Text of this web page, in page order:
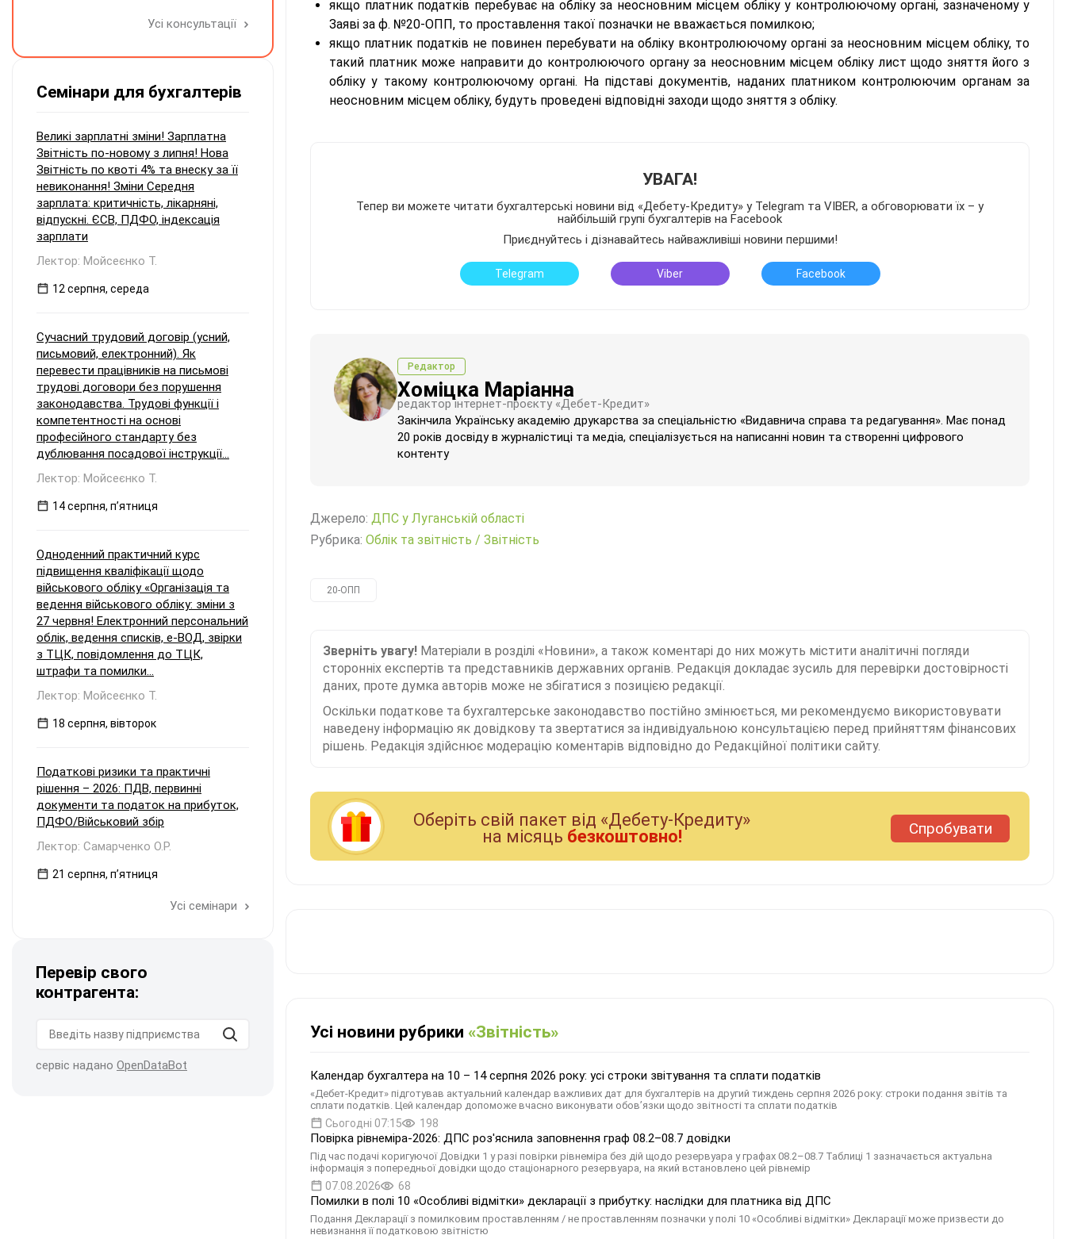
якщо платник податків перебуває на обліку за неосновним місцем обліку у контролюючому органі, зазначеному у
Заяві за ф. №20-ОПП, то проставлення такої позначки не вважається помилкою;
якщо платник податків не повинен перебувати на обліку вконтролюючому органі за неосновним місцем обліку, то
такий платник може направити до контролюючого органу за неосновним місцем обліку лист щодо зняття його з
обліку у такому контролюючому органі. На підставі документів, наданих платником контролюючим органам за
неосновним місцем обліку, будуть проведені відповідні заходи щодо зняття з обліку.
УВАГА!
Тепер ви можете читати бухгалтерські новини від «Дебету-Кредиту» у Telegram та VIBER, а обговорювати їх – у
найбільшій групі бухгалтерів на Facebook
Приєднуйтесь і дізнавайтесь найважливіші новини першими!
Telegram Viber Facebook
Редактор
Хоміцка Маріанна
редактор інтернет-проєкту «Дебет-Кредит»
Закінчила Українську академію друкарства за спеціальністю «Видавнича справа та редагування». Має понад
20 років досвіду в журналістиці та медіа, спеціалізується на написанні новин та створенні цифрового
контенту
Джерело: ДПС у Луганській області
Рубрика: Облік та звітність / Звітність
20-OПП
Зверніть увагу! Матеріали в розділі «Новини», а також коментарі до них можуть містити аналітичні погляди
сторонніх експертів та представників державних органів. Редакція докладає зусиль для перевірки достовірності
даних, проте думка авторів може не збігатися з позицією редакції.
Оскільки податкове та бухгалтерське законодавство постійно змінюється, ми рекомендуємо використовувати
наведену інформацію як довідкову та звертатися за індивідуальною консультацією перед прийняттям фінансових
рішень. Редакція здійснює модерацію коментарів відповідно до Редакційної політики сайту.
Оберiть свiй пакет вiд «Дебету-Кредиту»
на мiсяць безкоштовно! Спробувати
Усі новини рубрики «Звітність»
Календар бухгалтера на 10 – 14 серпня 2026 року: усі строки звітування та сплати податків
«Дебет-Кредит» підготував актуальний календар важливих дат для бухгалтерів на другий тиждень серпня 2026 року: строки подання звітів та
сплати податків. Цей календар допоможе вчасно виконувати обов’язки щодо звітності та сплати податків
Сьогодні 07:15 198
Повірка рівнеміра-2026: ДПС роз'яснила заповнення граф 08.2–08.7 довідки
Під час подачі коригуючої Довідки 1 у разі повірки рівнеміра без дій щодо резервуара у графах 08.2–08.7 Таблиці 1 зазначається актуальна
інформація з попередньої довідки щодо стаціонарного резервуара, на який встановлено цей рівнемір
07.08.2026 68
Помилки в полі 10 «Особливі відмітки» декларації з прибутку: наслідки для платника від ДПС
Подання Декларації з помилковим проставленням / не проставленням позначки у полі 10 «Особливі відмітки» Декларації може призвести до
невизнання її податковою звітністю
невикористаних днів відпустки при
Усі консультації
Семінари для бухгалтерів
Великі зарплатні зміни! Зарплатна
Звітність по-новому з липня! Нова
Звітність по квоті 4% та внеску за її
невиконання! Зміни Середня
зарплата: критичність, лікарняні,
відпускні. ЄСВ, ПДФО, індексація
зарплати
Лектор: Мойсеєнко Т.
12 серпня, середа
Сучасний трудовий договір (усний,
письмовий, електронний). Як
перевести працівників на письмові
трудові договори без порушення
законодавства. Трудові функції і
компетентності на основі
професійного стандарту без
дублювання посадової інструкції...
Лектор: Мойсеєнко Т.
14 серпня, пʼятниця
Одноденний практичний курс
підвищення кваліфікації щодо
військового обліку «Організація та
ведення військового обліку: зміни з
27 червня! Електронний персональний
облік, ведення списків, е-ВОД, звірки
з ТЦК, повідомлення до ТЦК,
штрафи та помилки...
Лектор: Мойсеєнко Т.
18 серпня, вівторок
Податкові ризики та практичні
рішення – 2026: ПДВ, первинні
документи та податок на прибуток,
ПДФО/Військовий збір
Лектор: Самарченко О.Р.
21 серпня, пʼятниця
Усі семінари
Перевір свого
контрагента:
сервіс надано OpenDataBot